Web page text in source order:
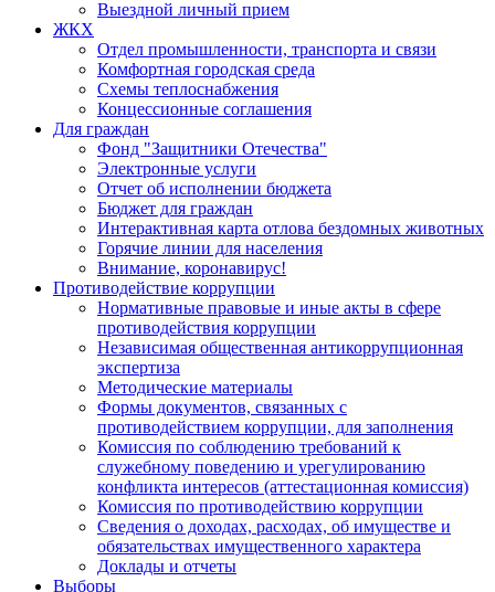
Выездной личный прием
ЖКХ
Отдел промышленности, транспорта и связи
Комфортная городская среда
Схемы теплоснабжения
Концессионные соглашения
Для граждан
Фонд "Защитники Отечества"
Электронные услуги
Отчет об исполнении бюджета
Бюджет для граждан
Интерактивная карта отлова бездомных животных
Горячие линии для населения
Внимание, коронавирус!
Противодействие коррупции
Нормативные правовые и иные акты в сфере
противодействия коррупции
Независимая общественная антикоррупционная
экспертиза
Методические материалы
Формы документов, связанных с
противодействием коррупции, для заполнения
Комиссия по соблюдению требований к
служебному поведению и урегулированию
конфликта интересов (аттестационная комиссия)
Комиссия по противодействию коррупции
Сведения о доходах, расходах, об имуществе и
обязательствах имущественного характера
Доклады и отчеты
Выборы